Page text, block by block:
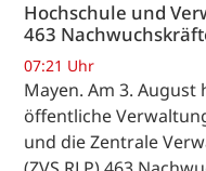
Hochschule und
463
07:21 Uhr
Mayen. Am 3.
öffentliche
und die Zentrale